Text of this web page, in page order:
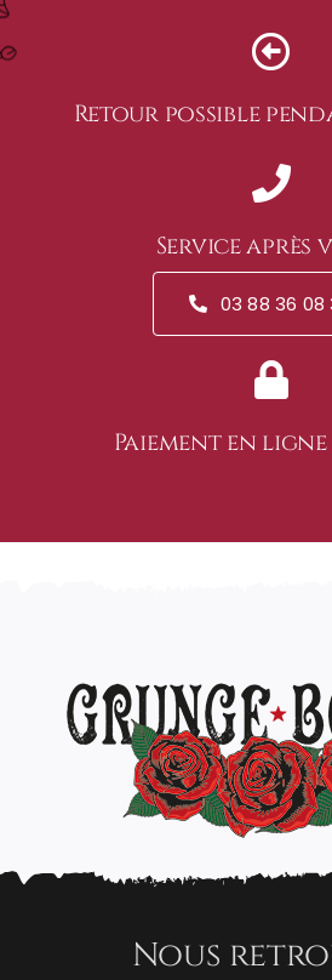
Retour possible
Service après
03 88 36 08
Paiement en
Nous